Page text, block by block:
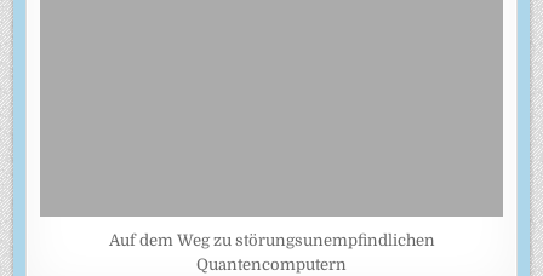
Auf dem Weg zu störungsunempfindlichen
Quantencomputern